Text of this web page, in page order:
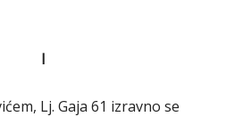
I
Lj. Gaja 61 izravno se